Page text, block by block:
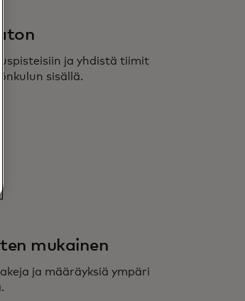
ja yhdistä tiimit
sisällä.
mukainen
ja määräyksiä ympäri